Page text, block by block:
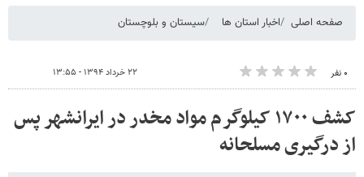
صفحه اصلی اخبار استان ها سیستان و بلوچستان
۰ نفر ۲۲ خرداد ۱۳۹۴ - ۱۳:۵۵
کشف ۱۷۰۰ کیلوگرم مواد مخدر در ایرانشهر پس
از درگیری مسلحانه